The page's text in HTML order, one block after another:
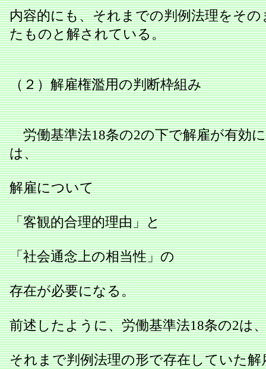
内容的にも、それまでの判例法理をその
たものと解されている。
（２）解雇権濫用の判断枠組み
労働基準法18条の2の下で解雇が有効
は、
解雇について
「客観的合理的理由」と
「社会通念上の相当性」の
存在が必要になる。
前述したように、労働基準法18条の2は
それまで判例法理の形で存在していた解